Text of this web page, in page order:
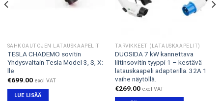
SÄHKÖAUTOJEN LATAUSKAAPELIT
TESLA CHADEMO sovitin
Yhdysvaltain Tesla Model 3, S, X:
lle
€699.00 excl VAT
LUE LISÄÄ
TARVIKKEET (LATAUSKAAPELIT)
DUOSIDA 7 kW kannettava
liitinsovitin tyyppi 1 – kestävä
latauskaapeli adapterilla. 32A 1
vaihe näytöllä.
€269.00 excl VAT